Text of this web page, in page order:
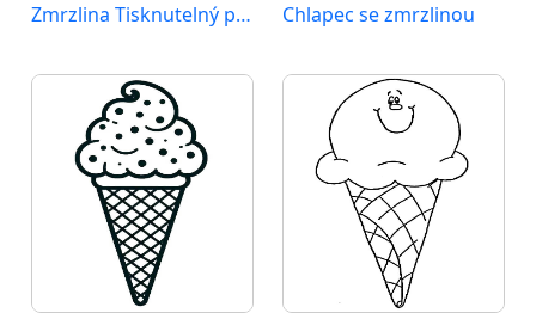
Zmrzlina Tisknutelný pro Děti Chlapec se zmrzlinou